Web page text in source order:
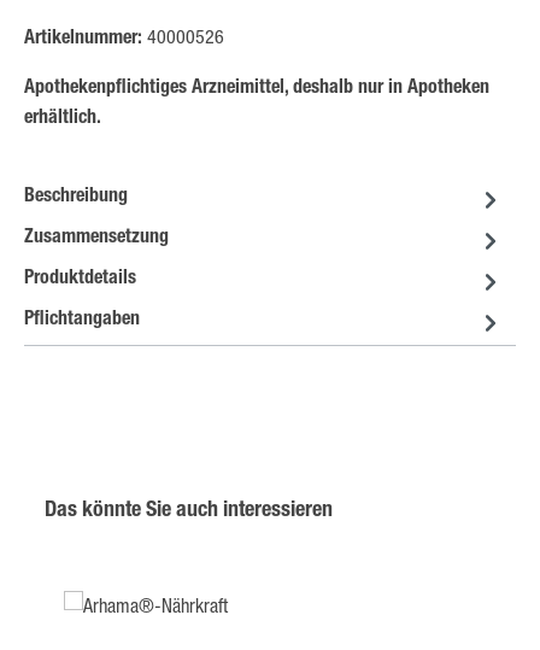
Artikelnummer: 40000526
Apothekenpflichtiges Arzneimittel, deshalb nur in Apotheken
erhältlich.
Beschreibung
Zusammensetzung
Produktdetails
Pflichtangaben
Produktgalerie überspringen
Das könnte Sie auch interessieren